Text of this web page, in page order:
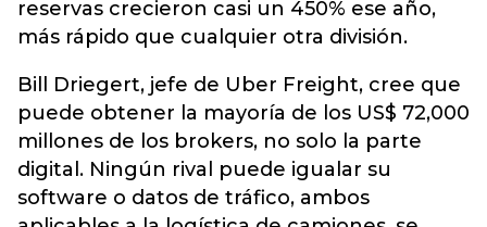
reservas crecieron casi un 450% ese año,
más rápido que cualquier otra división.
Bill Driegert, jefe de Uber Freight, cree que
puede obtener la mayoría de los US$ 72,000
millones de los brokers, no solo la parte
digital. Ningún rival puede igualar su
software o datos de tráfico, ambos